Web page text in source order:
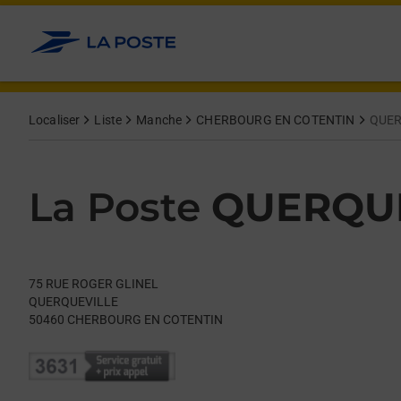
Allez au contenu
Localiser Liste Manche CHERBOURG EN COTENTIN
La Poste
75 RUE ROGER GLINEL
QUERQUEVILLE
50460 CHERBOURG EN COTENTIN
Day of the WeekHours
Get directions to La Poste at 75 RUE ROGER GLINEL
lien s'ouvre dans un nouvel onglet